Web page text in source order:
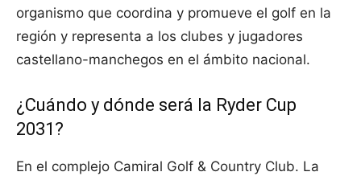
organismo que coordina y promueve el golf en la
región y representa a los clubes y jugadores
castellano-manchegos en el ámbito nacional.
¿Cuándo y dónde será la Ryder Cup
2031?
En el complejo Camiral Golf & Country Club. La